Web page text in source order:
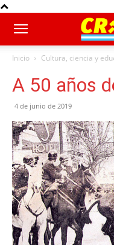
Inicio Cultura, ciencia y
A 50 años
4 de junio de 2019